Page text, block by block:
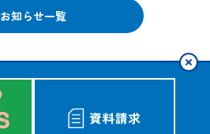
お知らせ一覧